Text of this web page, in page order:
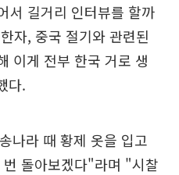
서 길거리 인터뷰를 할까
자, 중국 절기와 관련된
이게 전부 한국 거로 생
다.
나라 때 황제 옷을 입고
돌아보겠다"라며 "시찰